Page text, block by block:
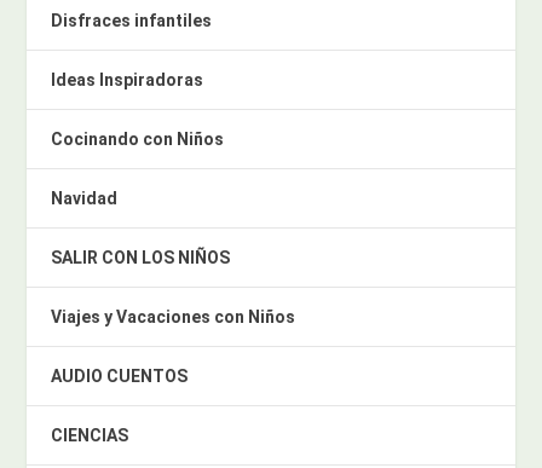
Disfraces infantiles
Ideas Inspiradoras
Cocinando con Niños
Navidad
SALIR CON LOS NIÑOS
Viajes y Vacaciones con Niños
AUDIO CUENTOS
CIENCIAS